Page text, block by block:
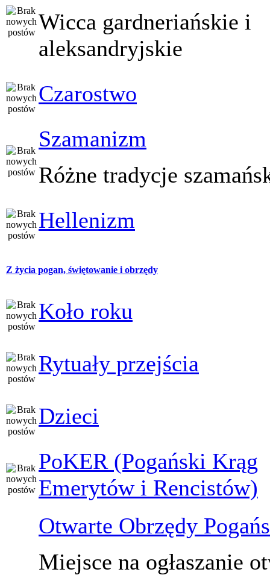
Wicca gardneriańskie i
aleksandryjskie
Czarostwo
Szamanizm
Różne tradycje
Hellenizm
Z życia pogan, świętowanie i obrzędy
Koło roku
Rytuały przejścia
Dzieci
PoKER (Pogański Krąg
Emerytów i Rencistów)
Otwarte Obrzędy
Miejsce na ogłaszanie